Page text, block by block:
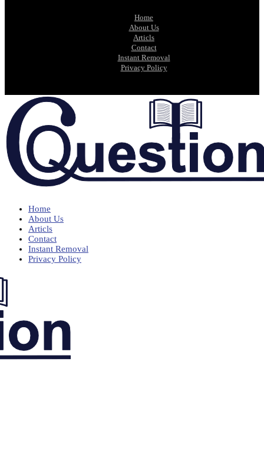
Home
About Us
Articls
Contact
Instant Removal
Privacy Policy
Home
About Us
Articls
Contact
Instant Removal
Privacy Policy